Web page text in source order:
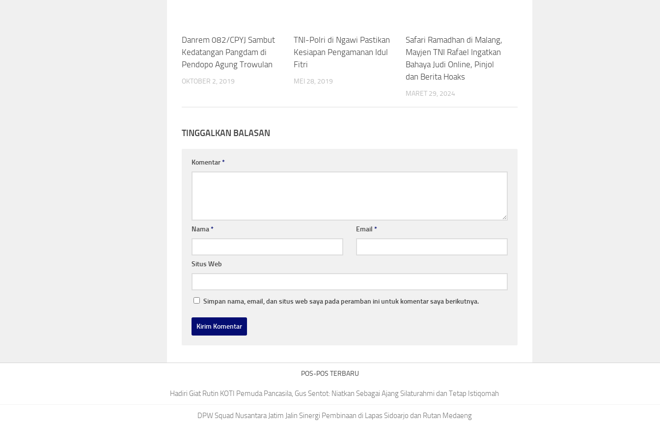
Danrem 082/CPYJ Sambut
Kedatangan Pangdam di
Pendopo Agung Trowulan
OKTOBER 2, 2019
TNI-Polri di Ngawi Pastikan
Kesiapan Pengamanan Idul
Fitri
MEI 28, 2019
Safari Ramadhan di Malang,
Mayjen TNI Rafael Ingatkan
Bahaya Judi Online, Pinjol
dan Berita Hoaks
MARET 29, 2024
TINGGALKAN BALASAN
Komentar*
Nama* Email *
Situs Web
Simpan nama, email, dan situs web saya pada peramban ini untuk komentar saya berikutnya.
POS-POS TERBARU
Hadiri Giat Rutin KOTI Pemuda Pancasila, Gus Sentot: Niatkan Sebagai Ajang Silaturahmi dan Tetap Istiqomah
DPW Squad Nusantara Jatim Jalin Sinergi Pembinaan di Lapas Sidoarjo dan Rutan Medaeng